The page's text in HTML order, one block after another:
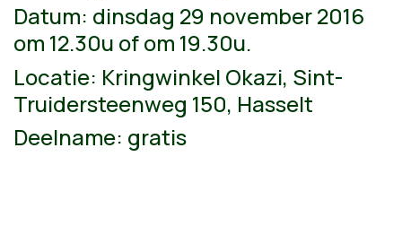
Datum: dinsdag 29 november 2016
om 12.30u of om 19.30u.
Locatie: Kringwinkel Okazi, Sint-
Truidersteenweg 150, Hasselt
Deelname: gratis